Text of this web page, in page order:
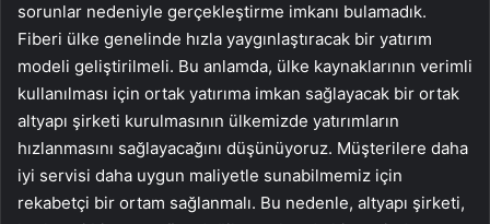
sorunlar nedeniyle gerçekleştirme imkanı bulamadık.
Fiberi ülke genelinde hızla yaygınlaştıracak bir yatırım
modeli geliştirilmeli. Bu anlamda, ülke kaynaklarının verimli
kullanılması için ortak yatırıma imkan sağlayacak bir ortak
altyapı şirketi kurulmasının ülkemizde yatırımların
hızlanmasını sağlayacağını düşünüyoruz. Müşterilere daha
iyi servisi daha uygun maliyetle sunabilmemiz için
rekabetçi bir ortam sağlanmalı. Bu nedenle, altyapı şirketi,